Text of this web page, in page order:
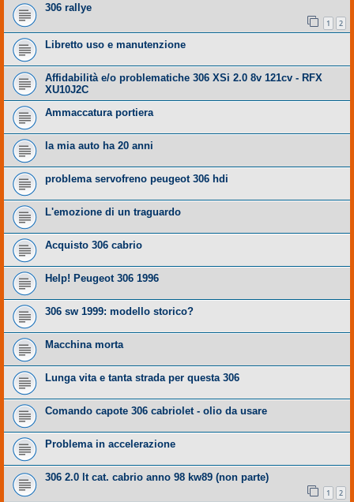
306 rallye
1 2
Libretto uso e manutenzione
Affidabilità e/o problematiche 306 XSi 2.0 8v 121cv - RFX
XU10J2C
Ammaccatura portiera
la mia auto ha 20 anni
problema servofreno peugeot 306 hdi
L'emozione di un traguardo
Acquisto 306 cabrio
Help! Peugeot 306 1996
306 sw 1999: modello storico?
Macchina morta
Lunga vita e tanta strada per questa 306
Comando capote 306 cabriolet - olio da usare
Problema in accelerazione
306 2.0 lt cat. cabrio anno 98 kw89 (non parte)
1 2